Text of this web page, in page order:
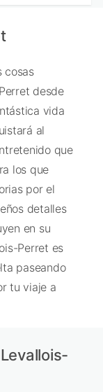
cosas
desde
vida
al
que
los que
por el
detalles
en su
Perret es
paseando
tu viaje a